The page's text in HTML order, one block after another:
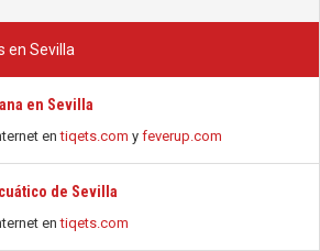
en Sevilla
en Sevilla
entiqets.com y feverup.com
de Sevilla
entiqets.com